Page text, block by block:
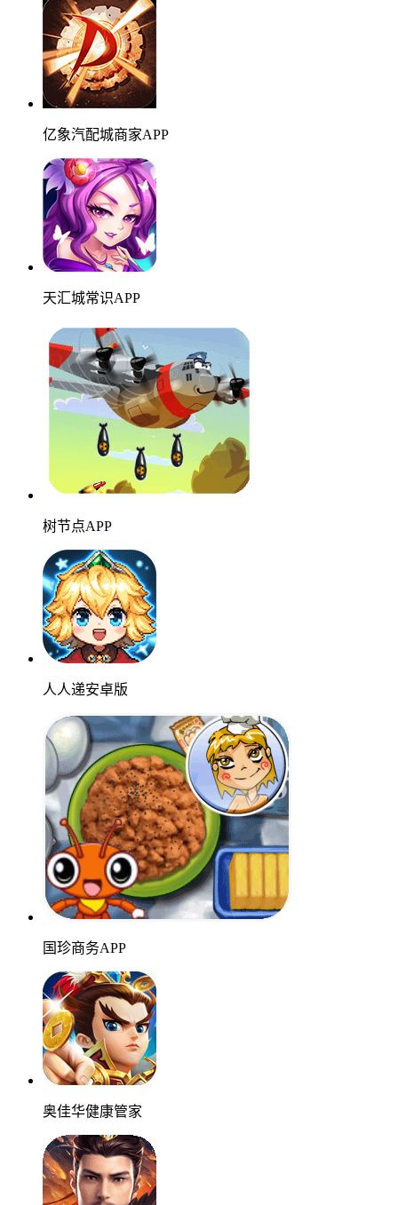
亿象汽配城商家APP
天汇城常识APP
树节点APP
人人递安卓版
国珍商务APP
奥佳华健康管家